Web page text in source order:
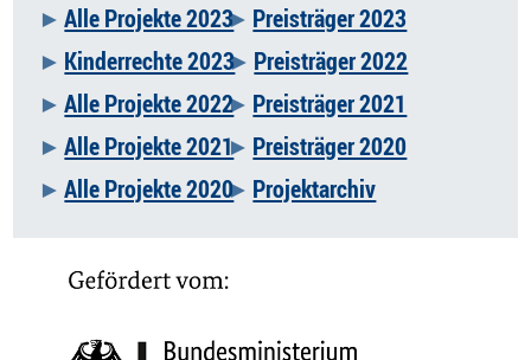
Alle Projekte 2023
Preisträger 2023
Kinderrechte 2023
Preisträger 2022
Alle Projekte 2022
Preisträger 2021
Alle Projekte 2021
Preisträger 2020
Alle Projekte 2020
Projektarchiv